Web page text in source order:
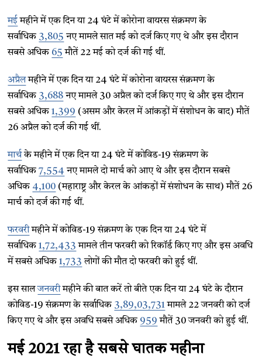
मईमहीने में एक दिन या 24 घंटे में कोरोना वायरस संक्रमण के
सर्वाधिक 3,805 नए मामले सात मई को दर्ज किए गए थे और इस दौरान
सबसे अधिक 65 मौतें 22 मई को दर्ज की गई थीं.
अप्रैलमहीने में एक दिन या 24 घंटे में कोरोना वायरस संक्रमण के
सर्वाधिक 3,688 नए मामले 30 अप्रैल को दर्ज किए गए थे और इस दौरान
सबसे अधिक1,399 (असम और केरल में आंकड़ों में संशोधन के बाद) मौतें
26 अप्रैल को दर्ज की गई थीं.
मार्चके महीने में एक दिन या 24 घंटे में कोविड-19 संक्रमण के
सर्वाधिक7,554 नए मामले दो मार्च को आए थे और इस दौरान सबसे
अधिक 4,100 (महाराष्ट्र और केरल के आंकड़ों में संशोधन के साथ) मौतें 26
मार्च को दर्ज की गई थीं.
फरवरीमहीने में कोविड-19 संक्रमण के एक दिन या 24 घंटे में
सर्वाधिक1,72,433 मामले तीन फरवरी को रिकॉर्ड किए गए और इस अवधि
में सबसे अधिक1,733 लोगों की मौत दो फरवरी को हुई थीं.
इस सालजनवरीमहीने की बात करें तो बीते एक दिन या 24 घंटे के दौरान
कोविड-19 संक्रमण के सर्वाधिक 3,89,03,731मामले 22 जनवरी को दर्ज
किए गए थे और इस अवधि सबसे अधिक 959 मौतें 30 जनवरी को हुई थीं.
मई 2021 रहा है सबसे घातक महीना